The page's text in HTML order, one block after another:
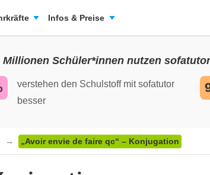
Infos & Preise
Millionen Schüler*innen nutzen
verstehen den Schulstoff mit sofatutor
besser
„Avoir envie de faire qc“ – Konjugation